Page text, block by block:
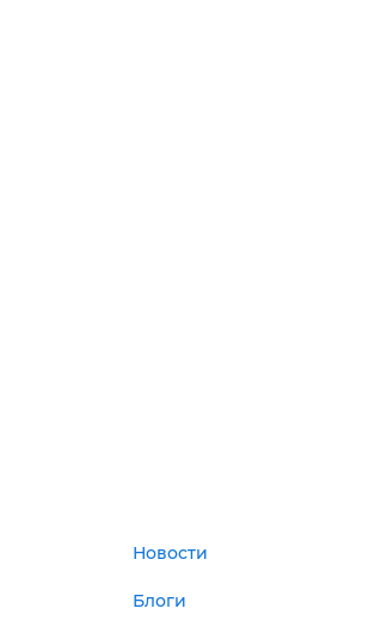
Новости
Блоги